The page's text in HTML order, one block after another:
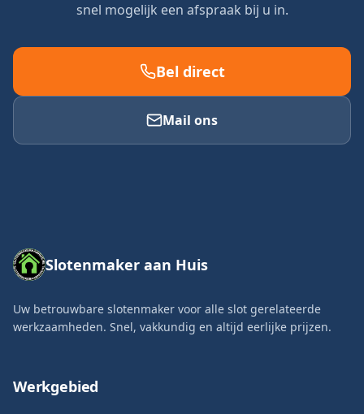
snel mogelijk een afspraak bij u in.
Bel direct
Mail ons
Slotenmaker aan Huis
Uw betrouwbare slotenmaker voor alle slot gerelateerde
werkzaamheden. Snel, vakkundig en altijd eerlijke prijzen.
Werkgebied